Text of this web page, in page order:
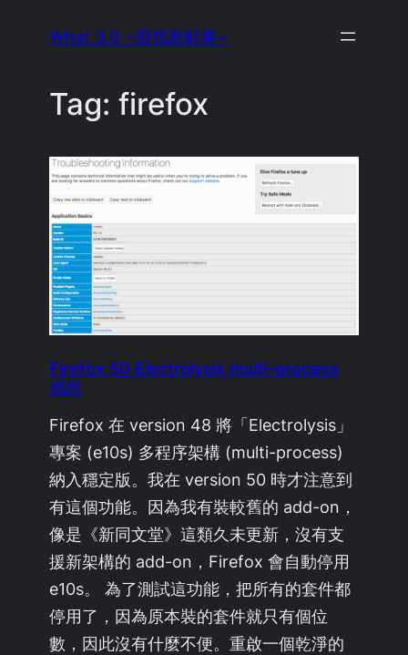
What 3.0 ~尋找新鮮事~
Tag:firefox
Firefox 50 Electrolysis multi-process
感想
Firefox 在 version 48 將「Electrolysis」
專案 (e10s) 多程序架構 (multi-process)
納入穩定版。我在 version 50 時才注意到
有這個功能。因為我有裝較舊的 add-on，
像是《新同文堂》這類久未更新，沒有支
援新架構的 add-on，Firefox 會自動停用
e10s。 為了測試這功能，把所有的套件都
停用了，因為原本裝的套件就只有個位
數，因此沒有什麼不便。重啟一個乾淨的